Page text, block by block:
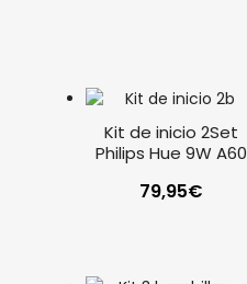
Kit de inicio 2Set
Philips Hue 9W A60
79,95€